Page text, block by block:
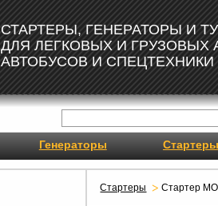
СТАРТЕРЫ, ГЕНЕРАТОРЫ И
ДЛЯ ЛЕГКОВЫХ И ГРУЗОВЫХ
АВТОБУСОВ И СПЕЦТЕХНИКИ
Генераторы Стартеры
Стартеры Стартер